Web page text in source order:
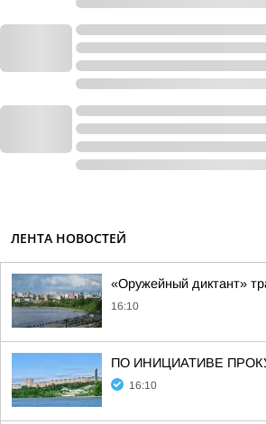
ЛЕНТА НОВОСТЕЙ
«Оружейный диктант»
16:10
ПО ИНИЦИАТИВЕ
16:10